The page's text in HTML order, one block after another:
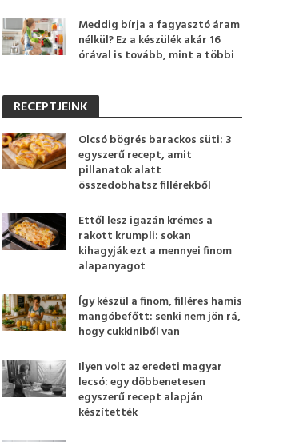
Meddig bírja a fagyasztó áram
nélkül? Ez a készülék akár 16
órával is tovább, mint a többi
RECEPTJEINK
Olcsó bögrés barackos süti: 3
egyszerű recept, amit
pillanatok alatt
összedobhatsz fillérekből
Ettől lesz igazán krémes a
rakott krumpli: sokan
kihagyják ezt a mennyei finom
alapanyagot
Így készül a finom, filléres hamis
mangóbefőtt: senki nem jön rá,
hogy cukkiniből van
Ilyen volt az eredeti magyar
lecsó: egy döbbenetesen
egyszerű recept alapján
készítették